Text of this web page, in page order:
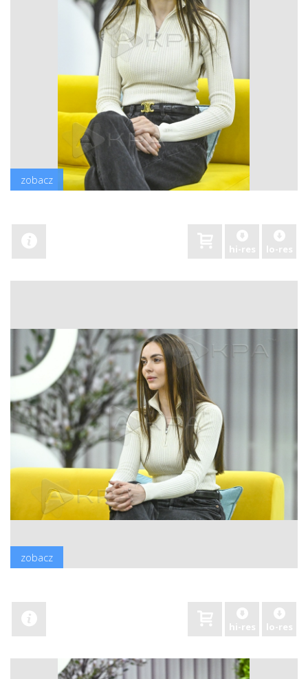
zobacz
hi-res lo-res
zobacz
hi-res lo-res